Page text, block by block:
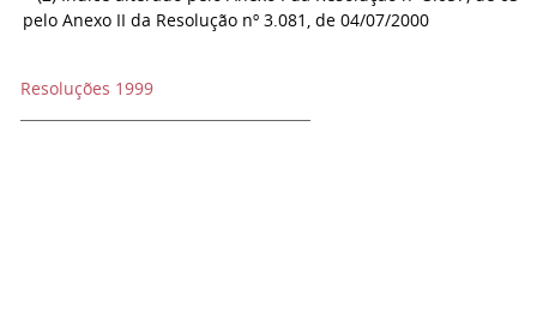
pelo Anexo II da Resolução nº 3.081, de 04/07/2000
Resoluções 1999